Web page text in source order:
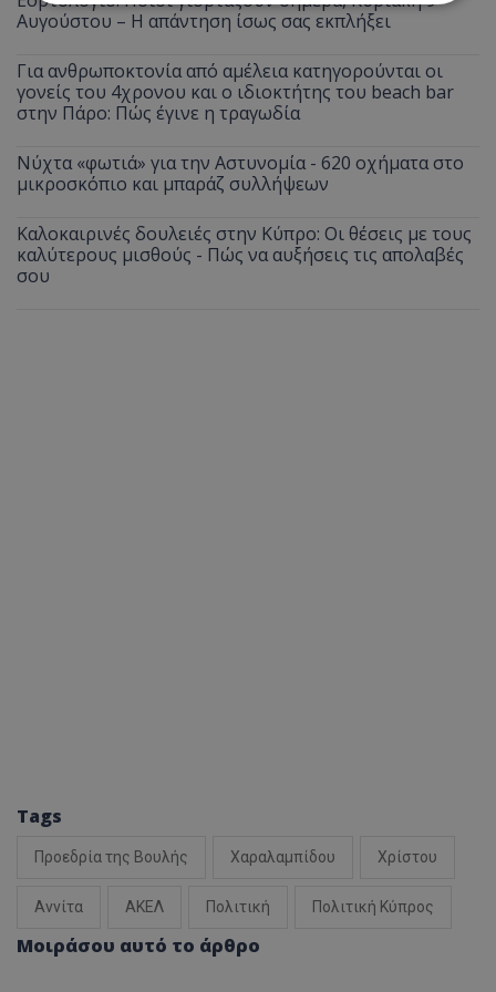
Αυγούστου – Η απάντηση ίσως σας εκπλήξει
Για ανθρωποκτονία από αμέλεια κατηγορούνται οι
γονείς του 4χρονου και ο ιδιοκτήτης του beach bar
στην Πάρο: Πώς έγινε η τραγωδία
Νύχτα «φωτιά» για την Αστυνομία - 620 οχήματα στο
μικροσκόπιο και μπαράζ συλλήψεων
Καλοκαιρινές δουλειές στην Κύπρο: Οι θέσεις με τους
καλύτερους μισθούς - Πώς να αυξήσεις τις απολαβές
σου
Tags
Προεδρία της Βουλής Χαραλαμπίδου Χρίστου
Αννίτα ΑΚΕΛ Πολιτική Πολιτική Κύπρος
Μοιράσου αυτό το άρθρο
Στόχευσης
Λειτουργικότητας
Μη ταξινομημένα
Τα απολύτως απαραίτητα cookies επιτρέπουν
βασικές λειτουργίες του ιστότοπου, όπως τη
σύνδεση χρήστη και τη διαχείριση λογαριασμού.
χωρίς τα απολύτως απαραίτητα cookies.
Ονοματεπώνυμο
Προμηθευτής/Πεδίο
.youtube.com